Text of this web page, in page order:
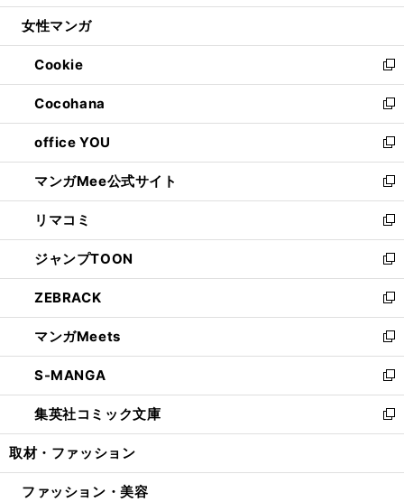
開
ウ
開
く
ン
ウ
で
開
く
ウ
ン
ド
ウ
で
開
く
し
ウ
ィ
ン
ド
ウ
で
開
く
女性マンガ
Cookie
新
し
い
ウ
ィ
ン
ド
ウ
で
開
く
Cocohana
新
し
い
ウ
ィ
ン
ド
ウ
で
開
く
office YOU
新
し
い
ウ
ィ
ン
ド
ウ
で
開
く
マンガMee公式サイト
新
し
い
ウ
ィ
ン
ド
ウ
で
開
く
リマコミ
新
し
い
ウ
ィ
ン
ド
ウ
で
開
く
ジャンプTOON
新
し
い
ウ
ィ
ン
ド
ウ
で
開
ZEBRACK
新
し
い
ウ
ィ
ン
ド
ウ
開
マンガMeets
新
し
い
ウ
ィ
ン
ウ
S-MANGA
新
し
い
ウ
ン
集英社コミック文庫
新
し
ウ
取材・ファッション
ファッション・美容